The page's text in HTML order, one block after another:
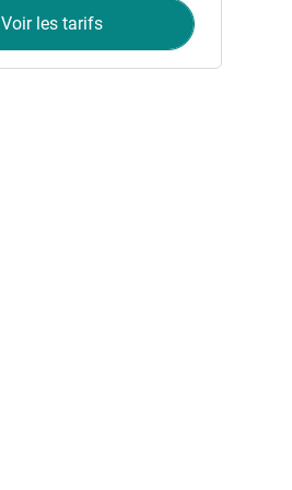
Voir les tarifs